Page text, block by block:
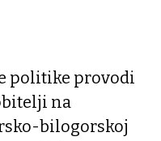
politike provodi
na
bilogorskoj